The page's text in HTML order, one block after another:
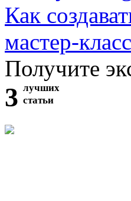
Как
мастер-
Получите
3 лучших
статьи